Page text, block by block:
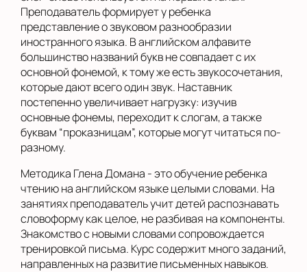
Преподаватель формирует у ребенка
представление о звуковом разнообразии
иностранного языка. В английском алфавите
большинство названий букв не совпадает с их
основной фонемой, к тому же есть звукосочетания,
которые дают всего один звук. Наставник
постепенно увеличивает нагрузку: изучив
основные фонемы, переходит к слогам, а также
буквам “проказницам”, которые могут читаться по-
разному.
Методика Глена Домана - это обучение ребенка
чтению на английском языке целыми словами. На
занятиях преподаватель учит детей распознавать
словоформу как целое, не разбивая на компоненты.
Знакомство с новыми словами сопровождается
тренировкой письма. Курс содержит много заданий,
направленных на развитие письменных навыков.